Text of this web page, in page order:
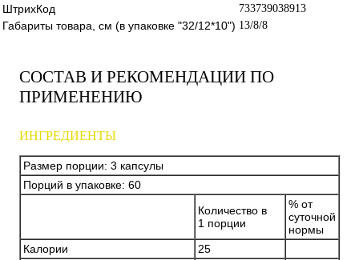
ШтрихКод 733739038913
Габариты товара, см (в упаковке "32/12*10") 13/8/8
СОСТАВ И РЕКОМЕНДАЦИИ ПО
ПРИМЕНЕНИЮ
ИНГРЕДИЕНТЫ
Размер порции: 3 капсулы
Порций в упаковке: 60
Количество в
1 порции
% от
суточной
нормы
Калории
25